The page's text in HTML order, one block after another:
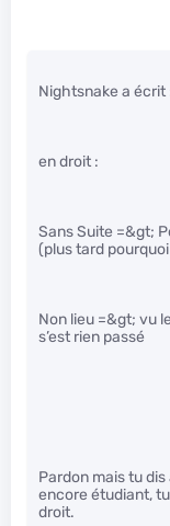
Nightsnake a écrit
en droit :
Sans Suite =&gt;
(plus tard pourquoi
Non lieu =&gt; vu
s’est rien passé
Pardon mais tu
encore étudiant,
droit.